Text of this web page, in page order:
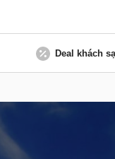
Deal khách